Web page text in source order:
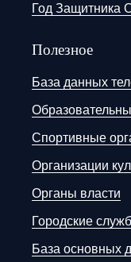
Год Защитника
Полезное
База данных
Спортивные
Организации
Органы власти
Городские
База основных